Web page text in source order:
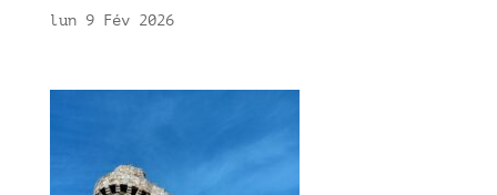
lun 9 Fév 2026